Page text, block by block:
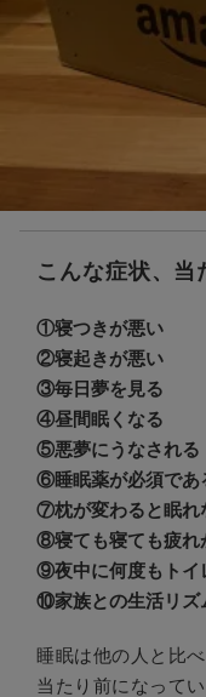
こんな症状、当
①寝つきが悪い
②寝起きが悪い
③毎日夢を見る
④昼間眠くなる
⑤悪夢にうなされる
⑥睡眠薬が必須であ
⑦枕が変わると眠れ
⑧寝ても寝ても疲れ
⑨夜中に何度もトイ
⑩家族との生活リズ
睡眠は他の人と比
当たり前になって